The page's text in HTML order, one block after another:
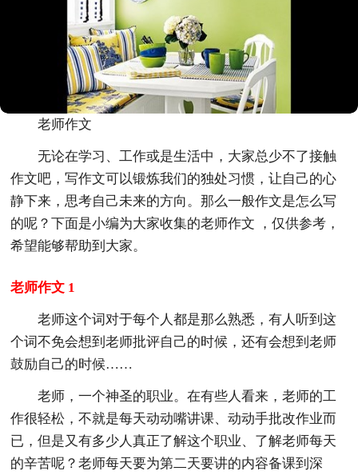
老师作文
无论在学习、工作或是生活中，大家总少不了接触
作文吧，写作文可以锻炼我们的独处习惯，让自己的心
静下来，思考自己未来的方向。那么一般作文是怎么写
的呢？下面是小编为大家收集的老师作文 ，仅供参考，
希望能够帮助到大家。
老师作文 1
老师这个词对于每个人都是那么熟悉，有人听到这
个词不免会想到老师批评自己的时候，还有会想到老师
鼓励自己的时候……
老师，一个神圣的职业。在有些人看来，老师的工
作很轻松，不就是每天动动嘴讲课、动动手批改作业而
已，但是又有多少人真正了解这个职业、了解老师每天
的辛苦呢？老师每天要为第二天要讲的内容备课到深